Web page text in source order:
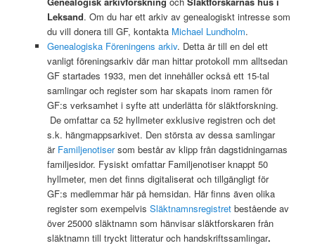
Leksand. Om du har ett arkiv av genealogiskt intresse som
du vill donera till GF, kontakta Michael Lundholm.
Genealogiska Föreningens arkiv. Detta är till en del ett
vanligt föreningsarkiv där man hittar protokoll mm alltsedan
GF startades 1933, men det innehåller också ett 15-tal
samlingar och register som har skapats inom ramen för
GF:s verksamhet i syfte att underlätta för släktforskning.
De omfattar ca 52 hyllmeter exklusive registren och det
s.k. hängmappsarkivet. Den största av dessa samlingar
är Familjenotisersom består av klipp från dagstidningarnas
familjesidor. Fysiskt omfattar Familjenotiser knappt 50
hyllmeter, men det finns digitaliserat och tillgängligt för
GF:s medlemmar här på hemsidan. Här finns även olika
register som exempelvis Släktnamnsregistret bestående av
över 25000 släktnamn som hänvisar släktforskaren från
släktnamn till tryckt litteratur och handskriftssamlingar.